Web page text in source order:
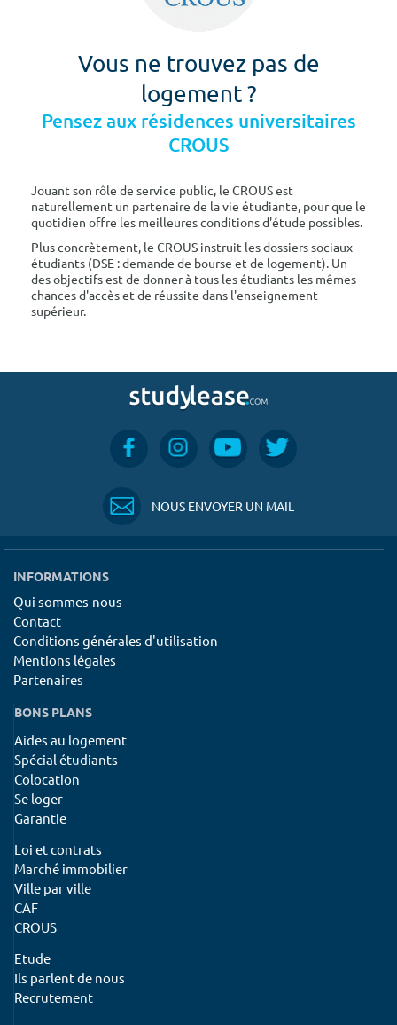
Vous ne trouvez pas de
logement ?
Pensez aux résidences universitaires
CROUS
Jouant son rôle de service public, le CROUS est
naturellement un partenaire de la vie étudiante, pour que le
quotidien offre les meilleures conditions d'étude possibles.
Plus concrètement, le CROUS instruit les dossiers sociaux
étudiants (DSE : demande de bourse et de logement). Un
des objectifs est de donner à tous les étudiants les mêmes
chances d'accès et de réussite dans l'enseignement
supérieur.
NOUS ENVOYER UN MAIL
INFORMATIONS
Qui sommes-nous
Contact
Conditions générales d'utilisation
Mentions légales
Partenaires
BONS PLANS
Aides au logement
Spécial étudiants
Colocation
Se loger
Garantie
Loi et contrats
Marché immobilier
Ville par ville
CAF
CROUS
Etude
Ils parlent de nous
Recrutement